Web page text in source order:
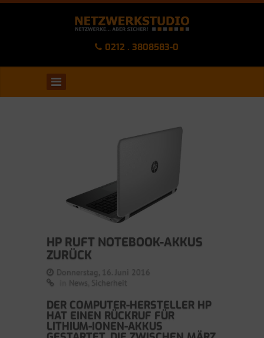
0212 . 3808583-0
HP RUFT NOTEBOOK-AKKUS
ZURÜCK
Donnerstag, 16. Juni 2016
News Sicherheit
DER COMPUTER-HERSTELLER HP
HAT EINEN RÜCKRUF FÜR
LITHIUM-IONEN-AKKUS